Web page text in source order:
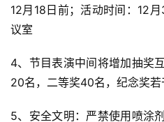
12月18日前；活动时间：12
议室
4、节目表演中间将增加抽奖
20名，二等奖40名，纪念奖若
5、安全文明：严禁使用喷涂